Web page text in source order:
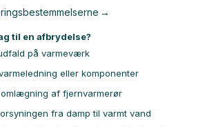
til en afbrydelse?
på varmeværk
eller komponenter
af fjernvarmerør
fra damp til varmt vand